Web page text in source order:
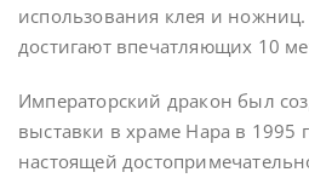
использования клея и
достигают впечатляющих 10
Императорский дракон был
выставки в храме Нара в 1995
настоящей